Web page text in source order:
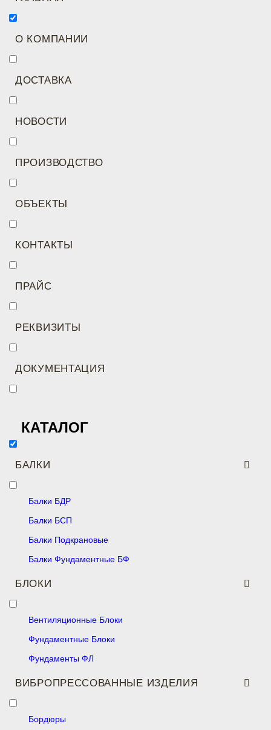
О КОМПАНИИ
ДОСТАВКА
НОВОСТИ
ПРОИЗВОДСТВО
ОБЪЕКТЫ
КОНТАКТЫ
ПРАЙС
РЕКВИЗИТЫ
ДОКУМЕНТАЦИЯ
КАТАЛОГ
БАЛКИ
Балки БДР
Балки БСП
Балки Подкрановые
Балки Фундаментные БФ
БЛОКИ
Вентиляционные Блоки
Фундаментные Блоки
Фундаменты ФЛ
ВИБРОПРЕССОВАННЫЕ ИЗДЕЛИЯ
Бордюры